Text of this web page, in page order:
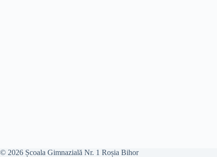
© 2026 Școala Gimnazială Nr. 1 Roșia Bihor